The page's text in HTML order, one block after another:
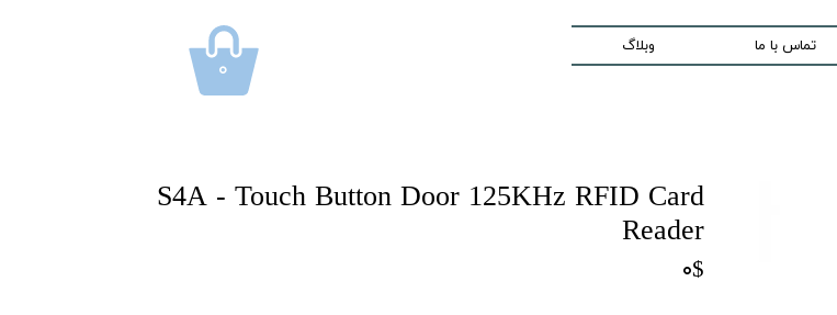
تماس با ما وبلاگ
۰
S4A - Touch Button Door 125KHz RFID Card
Reader
۰$